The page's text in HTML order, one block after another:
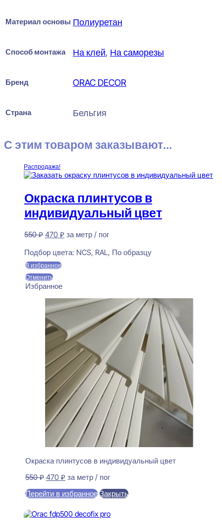
Материал основы Полиуретан
Способ монтажа На клей, На саморезы
Бренд ORAC DECOR
Страна Бельгия
С этим товаром заказывают...
Распродажа!
Окраска плинтусов в
индивидуальный цвет
550₽ Первоначальная
составляла
550 ₽.
470 ₽Текущая
470 ₽.
за метр / пог
Подбор цвета: NCS, RAL, По образцу
В избранное
Отменить
Избранное
Окраска плинтусов в индивидуальный цвет
550₽ Первоначальная
составляла
470 ₽Текущая
470 ₽.
за метр / пог
Перейти в избранное Закрыть